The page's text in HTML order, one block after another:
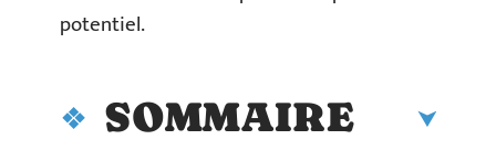
potentiel.
SOMMAIRE